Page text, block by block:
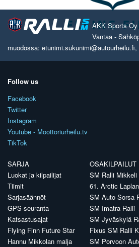
AKK Sports
Vantaa -
muodossa:
Follow us
Facebook
Twitter
Instagram
Youtube - Moottoriurheilu.tv
TikTok
SARJA
Luokat ja kilpailijat
Tiimit
Sarjasäännöt
GPS-seuranta
Katsastusajat
Flying Finn Future Star
Hannu Mikkolan malja
OSAKILPAILUT
SM Ralli Mikkeli
61. Arctic
SM Auto Sorsa
SM Imatra Ralli
SM Jyväskylä
Fixus SM Ralli
SM Porvoon